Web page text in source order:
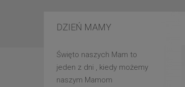
DZIEŃ MAMY
Święto naszych Mam to
jeden z dni , kiedy możemy
naszym Mamom